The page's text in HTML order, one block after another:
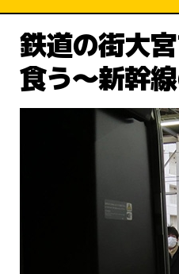
鉄道の街大
食う～新幹